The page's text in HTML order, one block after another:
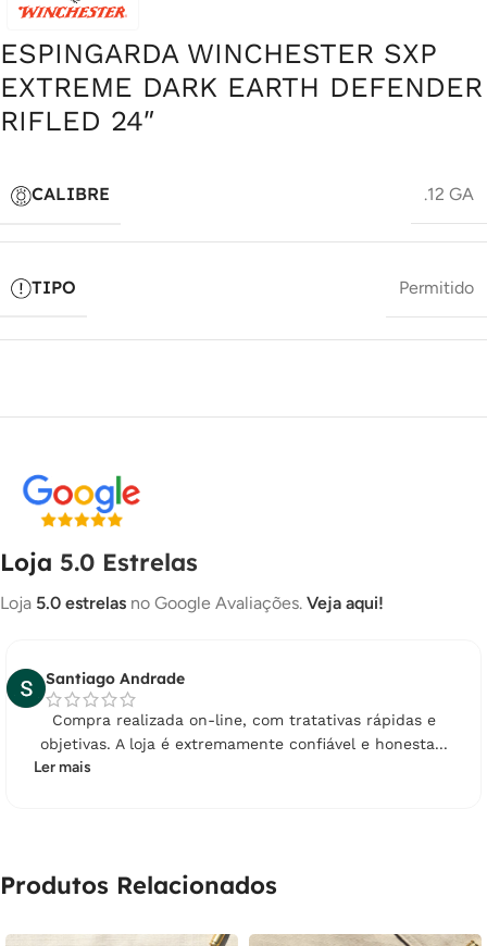
ESPINGARDA WINCHESTER SXP
EXTREME DARK EARTH DEFENDER
RIFLED 24″
CALIBRE .12 GA
TIPO Permitido
Loja 5.0 Estrelas
Loja 5.0 estrelas no Google Avaliações. Veja aqui!
Santiago Andrade
Compra realizada on-line, com tratativas rápidas e
objetivas. A loja é extremamente confiável e honesta...
Ler mais
Produtos Relacionados